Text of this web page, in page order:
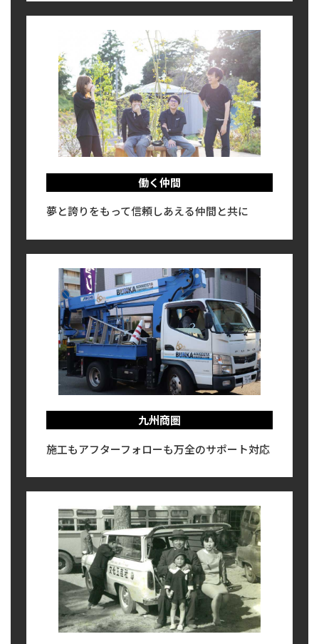
働く仲間
夢と誇りをもって信頼しあえる仲間と共に
九州商圏
施工もアフターフォローも万全のサポート対応